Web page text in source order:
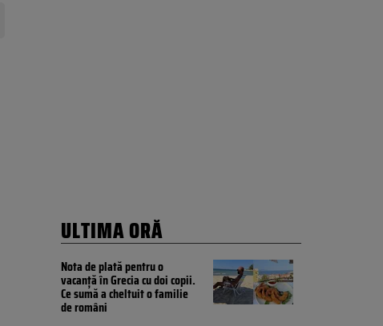
ULTIMA ORĂ
Nota de plată pentru o
vacanță în Grecia cu doi copii.
Ce sumă a cheltuit o familie
de români